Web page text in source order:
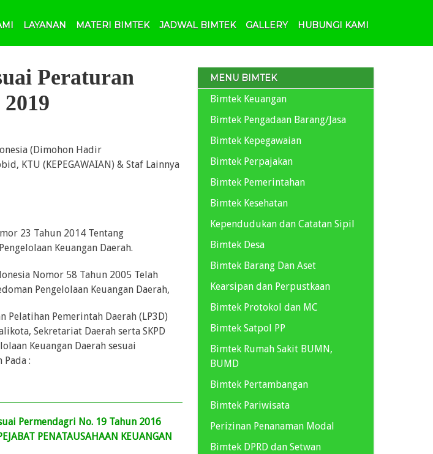
LAYANAN MATERI BIMTEK JADWAL BIMTEK GALLERY HUBUNGI KAMI
Peraturan
(Dimohon Hadir
KTU (KEPEGAWAIAN) & Staf Lainnya
23 Tahun 2014 Tentang
Keuangan Daerah.
Nomor 58 Tahun 2005 Telah
Pengelolaan Keuangan Daerah,
Pemerintah Daerah (LP3D)
Sekretariat Daerah serta SKPD
Keuangan Daerah sesuai
:
Permendagri No. 19 Tahun 2016
PENATAUSAHAAN KEUANGAN
MENU BIMTEK
Bimtek Keuangan
Bimtek Pengadaan Barang/Jasa
Bimtek Kepegawaian
Bimtek Perpajakan
Bimtek Pemerintahan
Bimtek Kesehatan
Kependudukan dan Catatan Sipil
Bimtek Desa
Bimtek Barang Dan Aset
Kearsipan dan Perpustkaan
Bimtek Protokol dan MC
Bimtek Satpol PP
Bimtek Rumah Sakit BUMN,
BUMD
Bimtek Pertambangan
Bimtek Pariwisata
Perizinan Penanaman Modal
Bimtek DPRD dan Setwan